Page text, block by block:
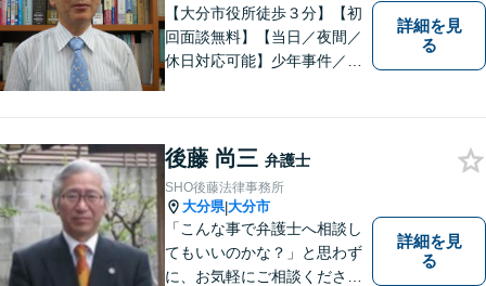
【大分市役所徒歩３分】【初
回面談無料】【当日／夜間／
休日対応可能】少年事件／家
ービスを受けられるべく、社
会正義の実現のために最善を
尽くします。
詳細を見
る
後藤 尚三 弁護士
SHO後藤法律事務所
大分県|大分市
「こんな事で弁護士へ相談し
てもいいのかな？」と思わず
に、お気軽にご相談くださ
詳細を見
る